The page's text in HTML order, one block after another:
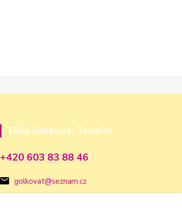
Táňa Golková, TanaGo
+420 603 83 88 46
golkovat@seznam.cz